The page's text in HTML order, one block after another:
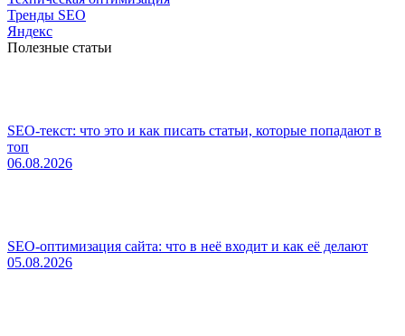
Тренды SEO
Яндекс
Полезные статьи
SEO-текст: что это и как писать статьи, которые попадают в
топ
06.08.2026
SEO-оптимизация сайта: что в неё входит и как её делают
05.08.2026